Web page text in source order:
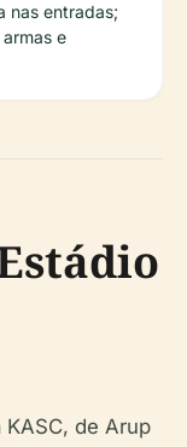
nas entradas;
e
KASC, de Arup